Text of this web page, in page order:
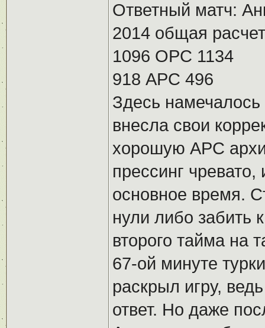
Ответный матч:
2014 общая
1096 ОРС 1134
918 АРС 496
Здесь намечалось
внесла свои
хорошую АРС
прессинг
основное время.
нули либо забить
второго тайма на
67-ой минуте
раскрыл игру,
ответ. Но даже